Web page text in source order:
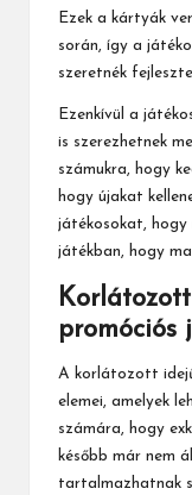
Ezek a kártyák
során, így a
szeretnék
Ezenkívül a
is szerezhetnek
számukra, hogy
hogy újakat
játékosokat, hogy
játékban, hogy
promóciós
A korlátozott
elemei, amelyek
számára, hogy
később már nem
tartalmazhatnak